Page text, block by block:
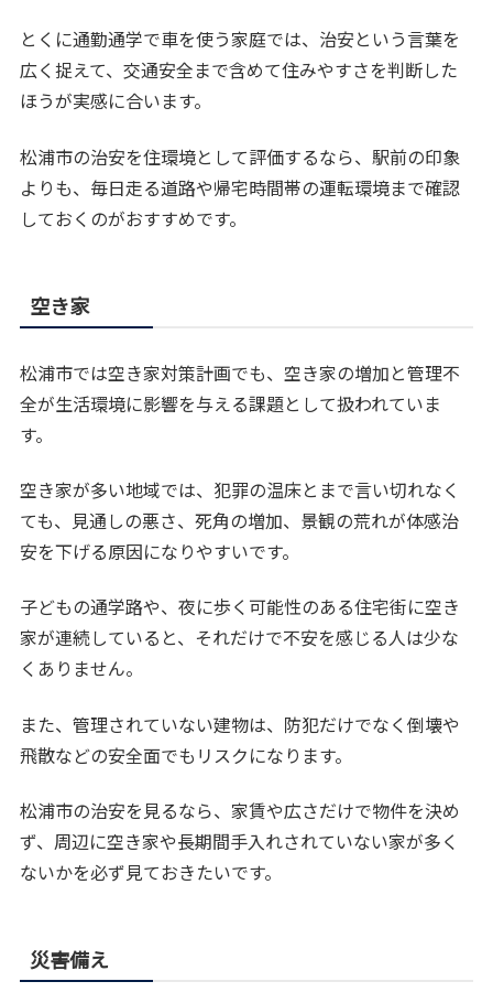
とくに通勤通学で車を使う家庭では、治安という言葉を
広く捉えて、交通安全まで含めて住みやすさを判断した
ほうが実感に合います。
松浦市の治安を住環境として評価するなら、駅前の印象
よりも、毎日走る道路や帰宅時間帯の運転環境まで確認
しておくのがおすすめです。
空き家
松浦市では空き家対策計画でも、空き家の増加と管理不
全が生活環境に影響を与える課題として扱われていま
す。
空き家が多い地域では、犯罪の温床とまで言い切れなく
ても、見通しの悪さ、死角の増加、景観の荒れが体感治
安を下げる原因になりやすいです。
子どもの通学路や、夜に歩く可能性のある住宅街に空き
家が連続していると、それだけで不安を感じる人は少な
くありません。
また、管理されていない建物は、防犯だけでなく倒壊や
飛散などの安全面でもリスクになります。
松浦市の治安を見るなら、家賃や広さだけで物件を決め
ず、周辺に空き家や長期間手入れされていない家が多く
ないかを必ず見ておきたいです。
災害備え